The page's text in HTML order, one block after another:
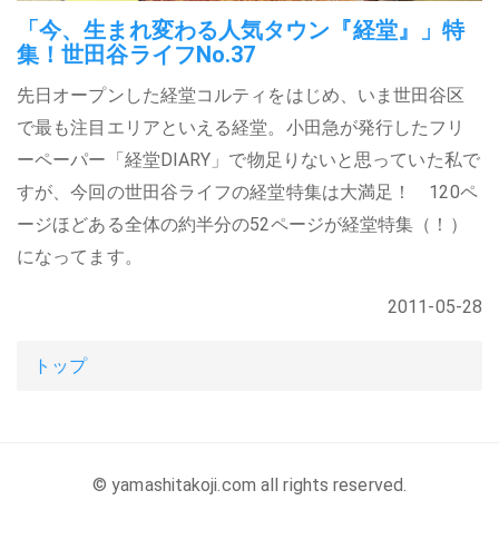
「今、生まれ変わる人気タウン『経堂』」特
集！世田谷ライフNo.37
先日オープンした経堂コルティをはじめ、いま世田谷区
で最も注目エリアといえる経堂。小田急が発行したフリ
ーペーパー「経堂DIARY」で物足りないと思っていた私で
すが、今回の世田谷ライフの経堂特集は大満足！ 120ペ
ージほどある全体の約半分の52ページが経堂特集（！）
になってます。
2011-05-28
トップ
© yamashitakoji.com all rights reserved.